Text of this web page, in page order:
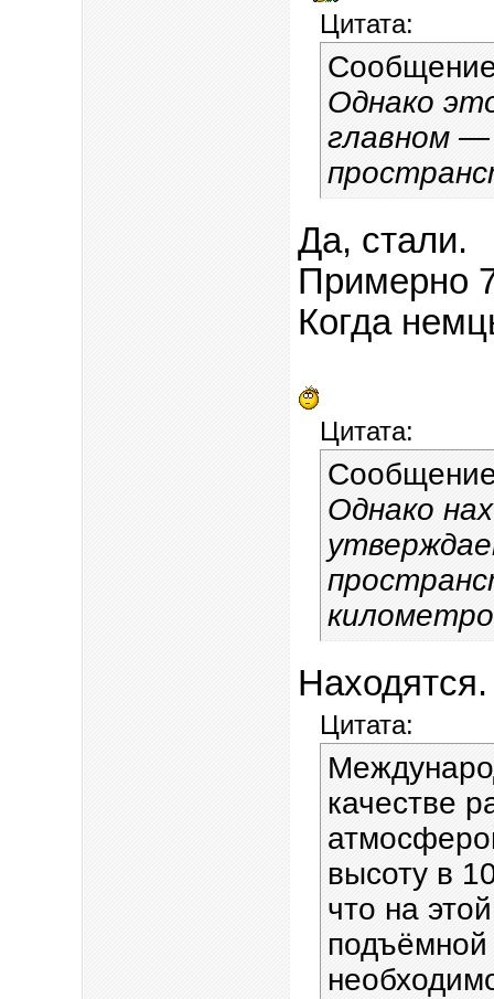
Цитата:
Однако
главном —
Да, стали.
Примерно
Когда
Цитата:
Однако
Находятся.
Цитата:
качестве
высоту в
что на